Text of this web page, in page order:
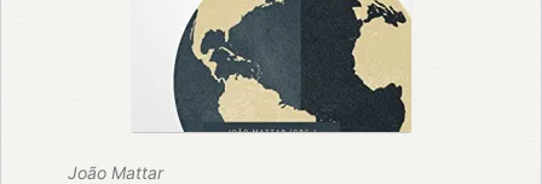
João Mattar